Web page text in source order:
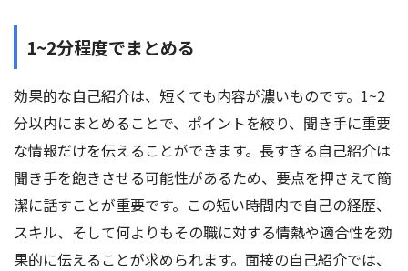
1~2分程度でまとめる
効果的な自己紹介は、短くても内容が濃いものです。1~2
分以内にまとめることで、ポイントを絞り、聞き手に重要
な情報だけを伝えることができます。長すぎる自己紹介は
聞き手を飽きさせる可能性があるため、要点を押さえて簡
潔に話すことが重要です。この短い時間内で自己の経歴、
スキル、そして何よりもその職に対する情熱や適合性を効
果的に伝えることが求められます。面接の自己紹介では、